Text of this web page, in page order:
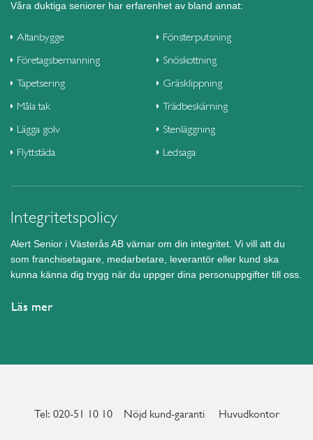
Våra duktiga seniorer har erfarenhet av bland annat:
Altanbygge
Företagsbemanning
Tapetsering
Måla tak
Lägga golv
Flyttstäda
Fönsterputsning
Snöskottning
Gräsklippning
Trädbeskärning
Stenläggning
Ledsaga
Integritetspolicy
Alert Senior i Västerås AB värnar om din integritet. Vi vill att du
som franchisetagare, medarbetare, leverantör eller kund ska
kunna känna dig trygg när du uppger dina personuppgifter till oss.
Läs mer
Tel: 020-51 10 10 Nöjd kund-garanti Huvudkontor